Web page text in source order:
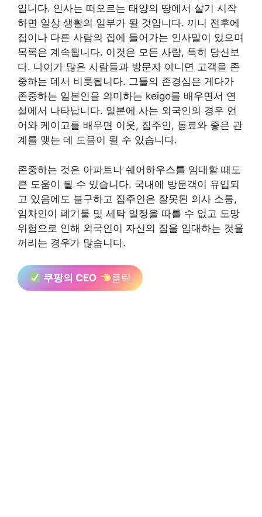
입니다. 인사는 떠오르는 태양의 땅에서 살기 시작
하면 일상 생활의 일부가 될 것입니다. 끼니 전후에
집이나 다른 사람의 집에 들어가는 인사말이 있으며
목록은 계속됩니다. 이것은 모든 사람, 특히 당신보
다. 나이가 많은 사람들과 방문자 아니면 고객을 존
중하는 데서 비롯됩니다. 그들의 존경심은 게다가
존중하는 일본인을 의미하는 keigo를 배우면서 연
설에서 나타납니다. 일본에 사는 외국인의 경우 언
어와 케이고를 배우면 이웃, 집주인, 동료와 좋은 관
계를 맺는 데 도움이 될 수 있습니다.
존중하는 것은 아파트나 쉐어하우스를 임대할 때도
큰 도움이 될 수 있습니다. 국내에 방문객이 유입되
고 있음에도 불구하고 집주인은 잘못된 의사 소통,
임차인이 폐기물 및 세탁 일정을 따를 수 없고 도망
위험으로 인해 외국인이 자신의 집을 임대하는 것을
꺼리는 경우가 많습니다.
쿠팡의 CEO 클릭